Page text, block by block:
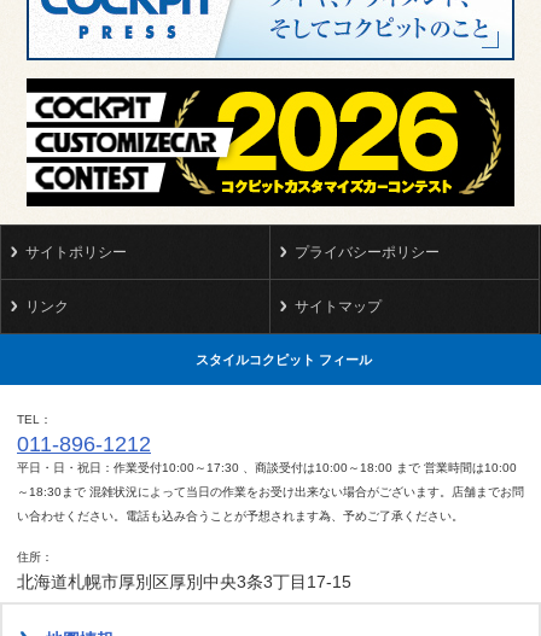
サイトポリシー プライバシーポリシー
リンク サイトマップ
スタイルコクピット フィール
TEL
011-896-1212
平日・日・祝日：作業受付10:00～17:30 、商談受付は10:00～18:00 まで 営業時間は10:00
～18:30まで 混雑状況によって当日の作業をお受け出来ない場合がございます。店舗までお問
い合わせください。電話も込み合うことが予想されます為、予めご了承ください。
住所
北海道札幌市厚別区厚別中央3条3丁目17-15